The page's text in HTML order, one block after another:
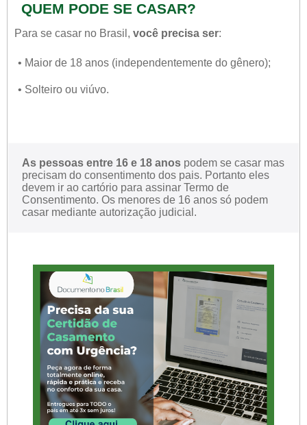
QUEM PODE SE CASAR?
Para se casar no Brasil, você precisa ser:
• Maior de 18 anos (independentemente do gênero);
• Solteiro ou viúvo.
As pessoas entre 16 e 18 anos podem se casar mas
precisam do consentimento dos pais. Portanto eles
devem ir ao cartório para assinar Termo de
Consentimento. Os menores de 16 anos só podem
casar mediante autorização judicial.